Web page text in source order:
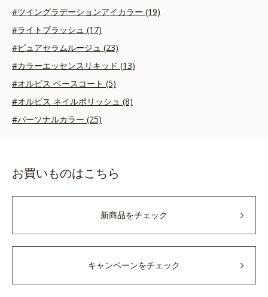
#ツイングラデーションアイカラー (19)
#ライトブラッシュ (17)
#ピュアセラムルージュ (23)
#カラーエッセンスリキッド (13)
#オルビス ベースコート (5)
#オルビス ネイルポリッシュ (8)
#パーソナルカラー (25)
お買いものはこちら
新商品をチェック
キャンペーンをチェック